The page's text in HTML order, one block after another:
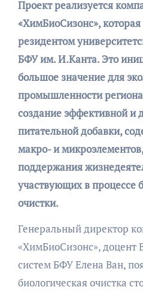
Проект реализуется
«ХимБиоСизонс»,
резидентом
БФУ им. И.Канта. Это
большое значение для
промышленности
создание эффективной и
питательной добавки,
макро- и
поддержания
участвующих в процессе
очистки.
Генеральный директор
«ХимБиоСизонс»,
систем БФУ Елена Ван,
биологическая очистка